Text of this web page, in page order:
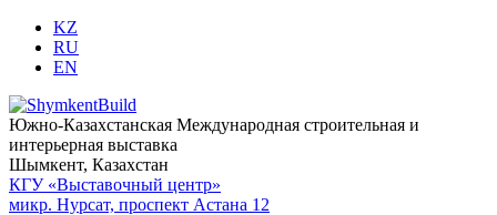
KZ
RU
EN
Южно-Казахстанская Международная строительная и
интерьерная выставка
Шымкент, Казахстан
КГУ «Выставочный центр»
микр. Нурсат, проспект Астана 12